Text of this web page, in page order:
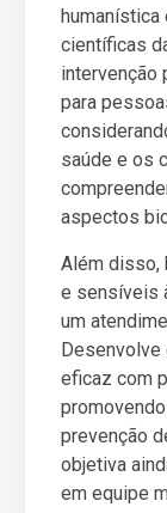
humanística
científicas
intervenção
para
saúde e os
aspectos
Além disso,
e sensíveis
um
Desenvolve
eficaz com
prevenção
objetiva
em equipe